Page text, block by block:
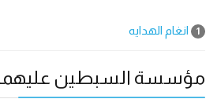
1 انغام الهدایه
مؤسسة السبطين عليهما